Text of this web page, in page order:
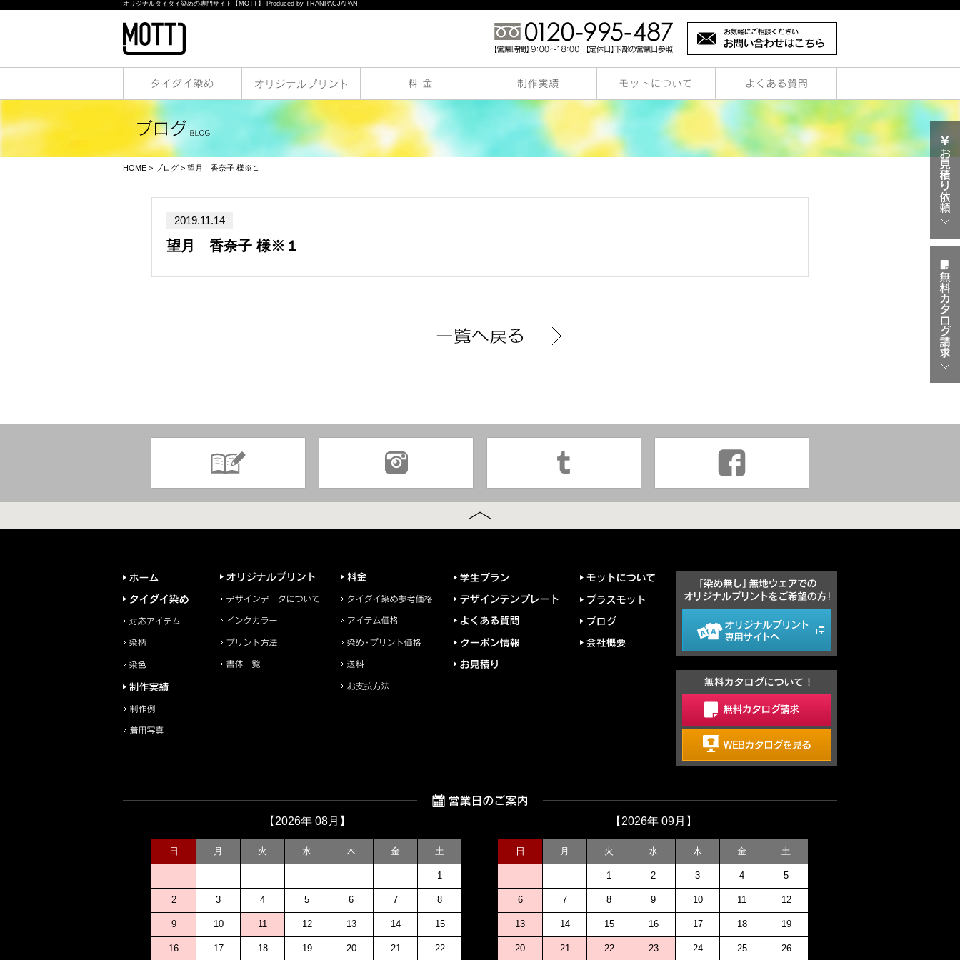
オリジナルタイダイ染めの専門サイト【MOTT】 Produced by TRANPACJAPAN
HOME > ブログ > 望月 香奈子 様※１
2019.11.14
望月 香奈子 様※１
【2026年 08月】
日 月 火 水 木 金 土
1
2 3 4 5 6 7 8
9 10 11 12 13 14 15
16 17 18 19 20 21 22
【2026年 09月】
日 月 火 水 木 金 土
1 2 3 4 5
6 7 8 9 10 11 12
13 14 15 16 17 18 19
20 21 22 23 24 25 26